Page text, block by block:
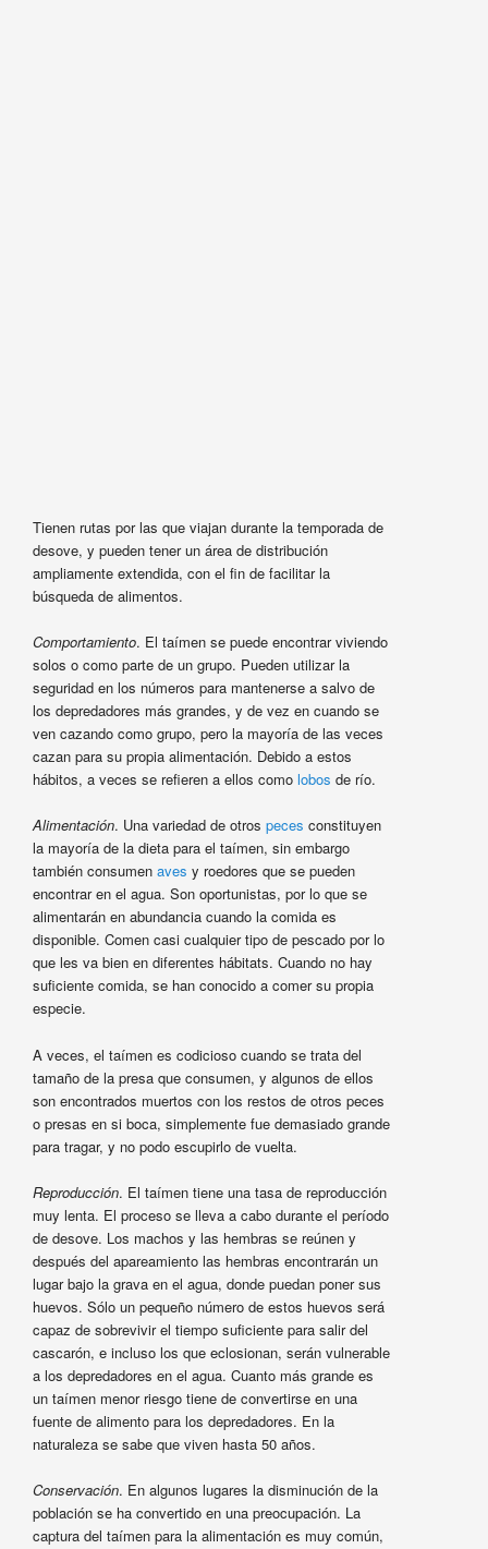
Tienen rutas por las que viajan durante la temporada de
desove, y pueden tener un área de distribución
ampliamente extendida, con el fin de facilitar la
búsqueda de alimentos.
Comportamiento. El taímen se puede encontrar viviendo
solos o como parte de un grupo. Pueden utilizar la
seguridad en los números para mantenerse a salvo de
los depredadores más grandes, y de vez en cuando se
ven cazando como grupo, pero la mayoría de las veces
cazan para su propia alimentación. Debido a estos
hábitos, a veces se refieren a ellos como lobos de río.
Alimentación. Una variedad de otros peces constituyen
la mayoría de la dieta para el taímen, sin embargo
también consumen aves y roedores que se pueden
encontrar en el agua. Son oportunistas, por lo que se
alimentarán en abundancia cuando la comida es
disponible. Comen casi cualquier tipo de pescado por lo
que les va bien en diferentes hábitats. Cuando no hay
suficiente comida, se han conocido a comer su propia
especie.
A veces, el taímen es codicioso cuando se trata del
tamaño de la presa que consumen, y algunos de ellos
son encontrados muertos con los restos de otros peces
o presas en si boca, simplemente fue demasiado grande
para tragar, y no podo escupirlo de vuelta.
Reproducción. El taímen tiene una tasa de reproducción
muy lenta. El proceso se lleva a cabo durante el período
de desove. Los machos y las hembras se reúnen y
después del apareamiento las hembras encontrarán un
lugar bajo la grava en el agua, donde puedan poner sus
huevos. Sólo un pequeño número de estos huevos será
capaz de sobrevivir el tiempo suficiente para salir del
cascarón, e incluso los que eclosionan, serán vulnerable
a los depredadores en el agua. Cuanto más grande es
un taímen menor riesgo tiene de convertirse en una
fuente de alimento para los depredadores. En la
naturaleza se sabe que viven hasta 50 años.
Conservación. En algunos lugares la disminución de la
población se ha convertido en una preocupación. La
captura del taímen para la alimentación es muy común,